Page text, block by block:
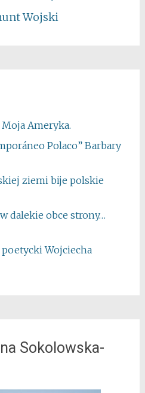
Wojski
Moja Ameryka.
Polaco” Barbary
ziemi bije polskie
dalekie obce strony…
Wojciecha
Sokolowska-